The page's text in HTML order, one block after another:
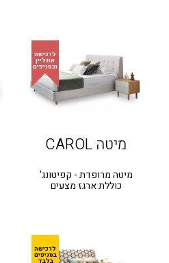
מיטה CAROL
מיטה מרופדת - קפיטונג'
כוללת ארגז מצעים